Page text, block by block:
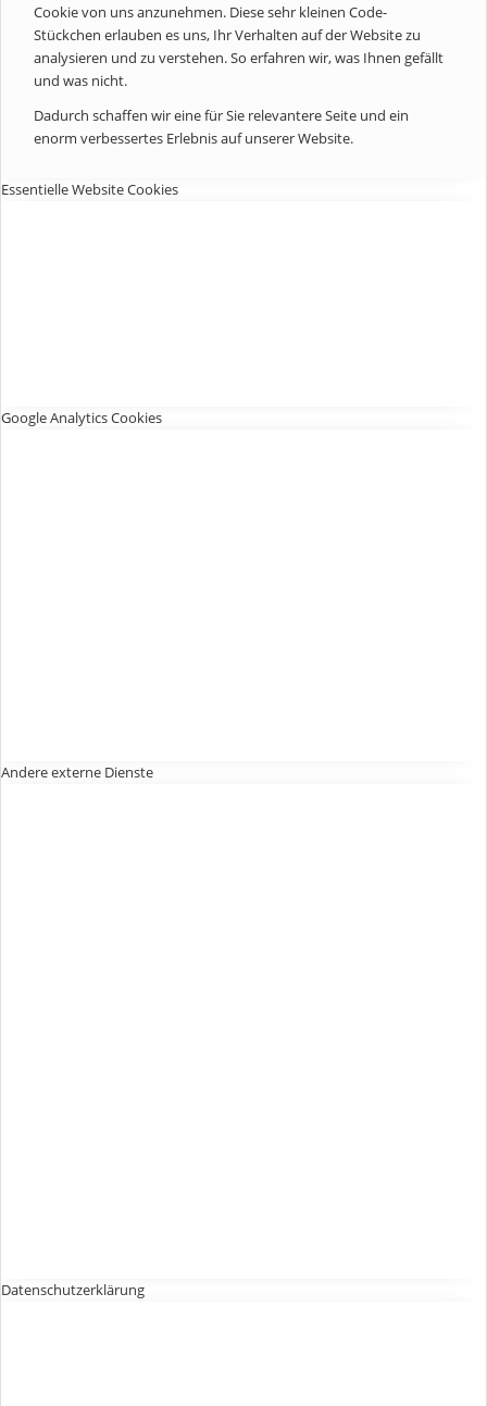
Cookie von uns anzunehmen. Diese sehr kleinen Code-
Stückchen erlauben es uns, Ihr Verhalten auf der Website zu
analysieren und zu verstehen. So erfahren wir, was Ihnen gefällt
und was nicht.
Dadurch schaffen wir eine für Sie relevantere Seite und ein
enorm verbessertes Erlebnis auf unserer Website.
Essentielle Website Cookies
Google Analytics Cookies
Andere externe Dienste
Datenschutzerklärung